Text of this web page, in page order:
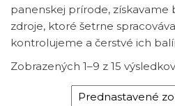
panenskej prírode, získavame
zdroje, ktoré šetrne
kontrolujeme a čerstvé ich
Zobrazených 1–9 z 15 výsledkov